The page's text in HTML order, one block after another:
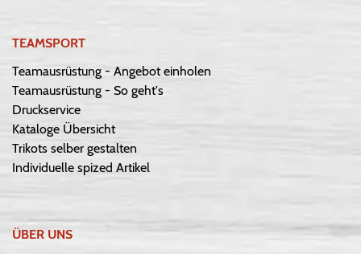
TEAMSPORT
Teamausrüstung - Angebot einholen
Teamausrüstung - So geht's
Druckservice
Kataloge Übersicht
Trikots selber gestalten
Individuelle spized Artikel
ÜBER UNS